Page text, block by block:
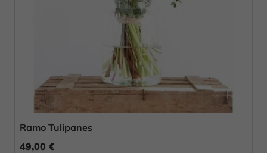
Ramo Tulipanes
49,00 €